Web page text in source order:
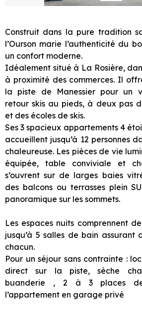
Construit dans la pure tradition
l’Ourson marie l’authenticité du
un confort moderne.
Idéalement situé à La Rosière,
à proximité des commerces. Il
la piste de Manessier pour un
retour skis au pieds, à deux pas
et des écoles de skis.
Ses 3 spacieux appartements 4
accueillent jusqu’à 12 personnes
chaleureuse. Les pièces de vie
équipée, table conviviale et
s’ouvrent sur de larges baies
des balcons ou terrasses plein
panoramique sur les sommets.
Les espaces nuits comprennent
jusqu’à 5 salles de bain
chacun.
Pour un séjour sans contrainte :
direct sur la piste, sèche
buanderie , 2 à 3 places
l’appartement en garage privé